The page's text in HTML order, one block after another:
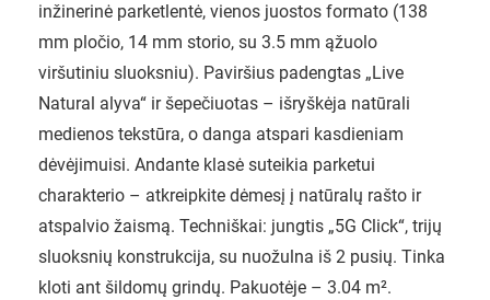
inžinerinė parketlentė, vienos juostos formato (138
mm pločio, 14 mm storio, su 3.5 mm ąžuolo
viršutiniu sluoksniu). Paviršius padengtas „Live
Natural alyva“ ir šepečiuotas – išryškėja natūrali
medienos tekstūra, o danga atspari kasdieniam
dėvėjimuisi. Andante klasė suteikia parketui
charakterio – atkreipkite dėmesį į natūralų rašto ir
atspalvio žaismą. Techniškai: jungtis „5G Click“, trijų
sluoksnių konstrukcija, su nuožulna iš 2 pusių. Tinka
kloti ant šildomų grindų. Pakuotėje – 3.04 m².